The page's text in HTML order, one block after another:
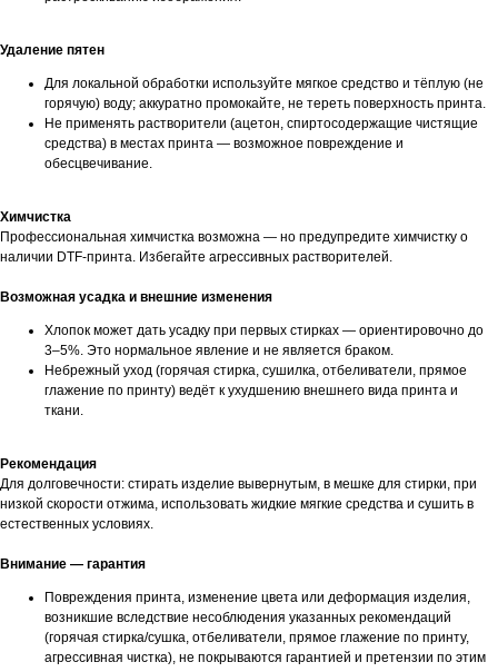
Удаление пятен
Для локальной обработки используйте мягкое средство и тёплую (не
горячую) воду; аккуратно промокайте, не тереть поверхность принта.
Не применять растворители (ацетон, спиртосодержащие чистящие
средства) в местах принта — возможное повреждение и
обесцвечивание.
Химчистка
Профессиональная химчистка возможна — но предупредите химчистку о
наличии DTF-принта. Избегайте агрессивных растворителей.
Возможная усадка и внешние изменения
Хлопок может дать усадку при первых стирках — ориентировочно до
3–5%. Это нормальное явление и не является браком.
Небрежный уход (горячая стирка, сушилка, отбеливатели, прямое
глажение по принту) ведёт к ухудшению внешнего вида принта и
ткани.
Рекомендация
Для долговечности: стирать изделие вывернутым, в мешке для стирки, при
низкой скорости отжима, использовать жидкие мягкие средства и сушить в
естественных условиях.
Внимание — гарантия
Повреждения принта, изменение цвета или деформация изделия,
возникшие вследствие несоблюдения указанных рекомендаций
(горячая стирка/сушка, отбеливатели, прямое глажение по принту,
агрессивная чистка), не покрываются гарантией и претензии по этим